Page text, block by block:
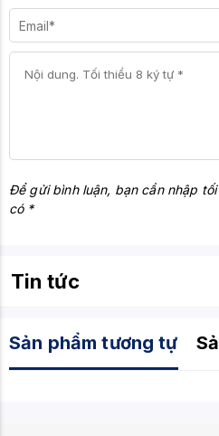
Để gửi bình luận, bạn cần nhập
có *
Tin tức
Sản phẩm tương tự